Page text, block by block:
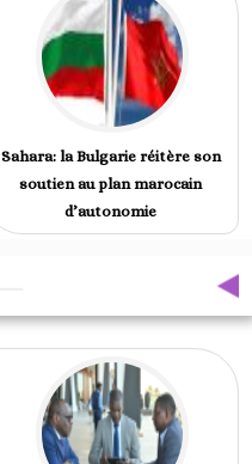
Sahara: la Bulgarie réitère son
soutien au plan marocain
d’autonomie